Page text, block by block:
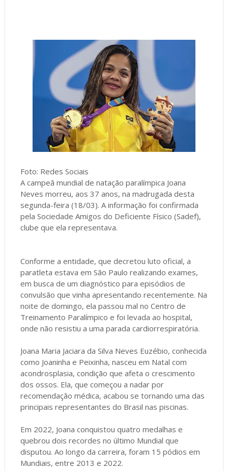
Foto: Redes Sociais
A campeã mundial de natação paralímpica Joana
Neves morreu, aos 37 anos, na madrugada desta
segunda-feira (18/03). A informação foi confirmada
pela Sociedade Amigos do Deficiente Físico (Sadef),
clube que ela representava.
Conforme a entidade, que decretou luto oficial, a
paratleta estava em São Paulo realizando exames,
em busca de um diagnóstico para episódios de
convulsão que vinha apresentando recentemente. Na
noite de domingo, ela passou mal no Centro de
Treinamento Paralímpico e foi levada ao hospital,
onde não resistiu a uma parada cardiorrespiratória.
Joana Maria Jaciara da Silva Neves Euzébio, conhecida
como Joaninha e Peixinha, nasceu em Natal com
acondrosplasia, condição que afeta o crescimento
dos ossos. Ela, que começou a nadar por
recomendação médica, acabou se tornando uma das
principais representantes do Brasil nas piscinas.
Em 2022, Joana conquistou quatro medalhas e
quebrou dois recordes no último Mundial que
disputou. Ao longo da carreira, foram 15 pódios em
Mundiais, entre 2013 e 2022.